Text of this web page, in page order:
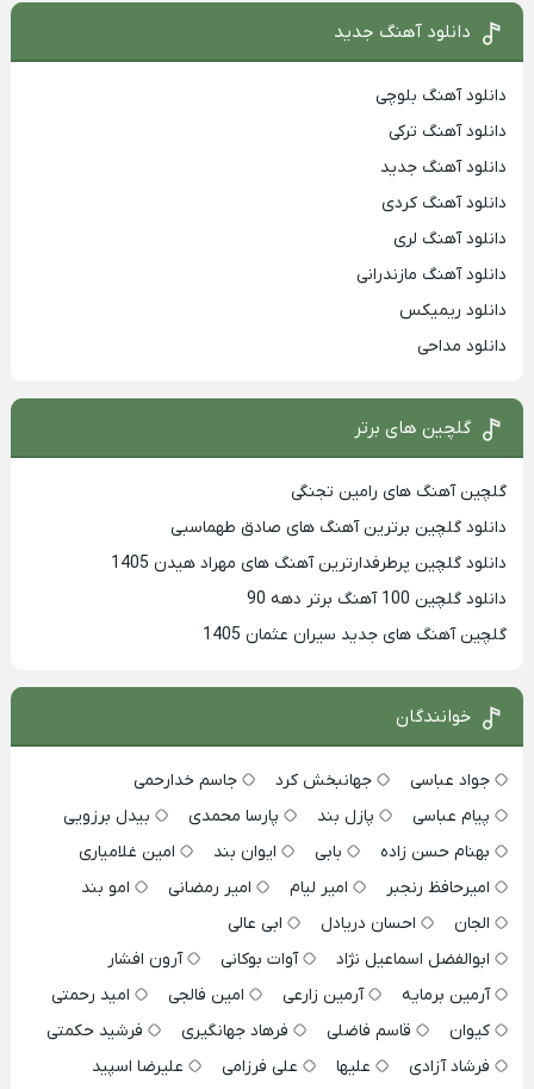
دانلود آهنگ جدید
دانلود آهنگ بلوچی
دانلود آهنگ ترکی
دانلود آهنگ جدید
دانلود آهنگ کردی
دانلود آهنگ لری
دانلود آهنگ مازندرانی
دانلود ریمیکس
دانلود مداحی
گلچین های برتر
گلچین آهنگ های رامین تجنگی
دانلود گلچین برترین آهنگ های صادق طهماسبی
دانلود گلچین پرطرفدارترین آهنگ های مهراد هیدن 1405
دانلود گلچین 100 آهنگ برتر دهه 90
گلچین آهنگ های جدید سیران عثمان 1405
خوانندگان
جواد عباسی جهانبخش کرد
جاسم خدارحمی
پیام عباسی
پازل بند پارسا محمدی
بیدل برزویی
بهنام حسن زاده
بابی ایوان بند
امین غلامیاری
امیرحافظ رنجبر
امیر لیام امیر رمضانی
امو بند
الجان
احسان دریادل
ابی عالی
ابوالفضل اسماعیل نژاد
آوات بوکانی
آرون افشار
آرمین برمایه
آرمین زارعی امین فالجی
امید رحمتی
کیوان
قاسم فاضلی فرهاد جهانگیری
فرشید حکمتی
فرشاد آزادی
علیها علی فرزامی
علیرضا اسپید